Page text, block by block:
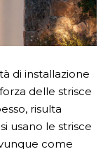
di installazione
delle strisce
risulta
usano le strisce
come